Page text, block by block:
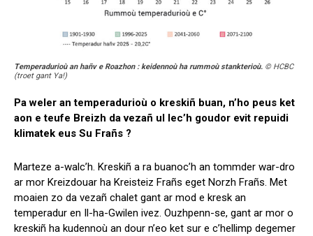
Temperadurioù an hañv e Roazhon : keidennoù ha rummoù stankterioù. © HCBC
(troet gant Ya!)
Pa weler an temperadurioù o kreskiñ buan, n’ho peus ket
aon e teufe Breizh da vezañ ul lec’h goudor evit repuidi
klimatek eus Su Frañs ?
Marteze a-walc’h. Kreskiñ a ra buanoc’h an tommder war-dro
ar mor Kreizdouar ha Kreisteiz Frañs eget Norzh Frañs. Met
moaien zo da vezañ chalet gant ar mod e kresk an
temperadur en Il-ha-Gwilen ivez. Ouzhpenn-se, gant ar mor o
kreskiñ ha kudennoù an dour n’eo ket sur e c’hellimp degemer